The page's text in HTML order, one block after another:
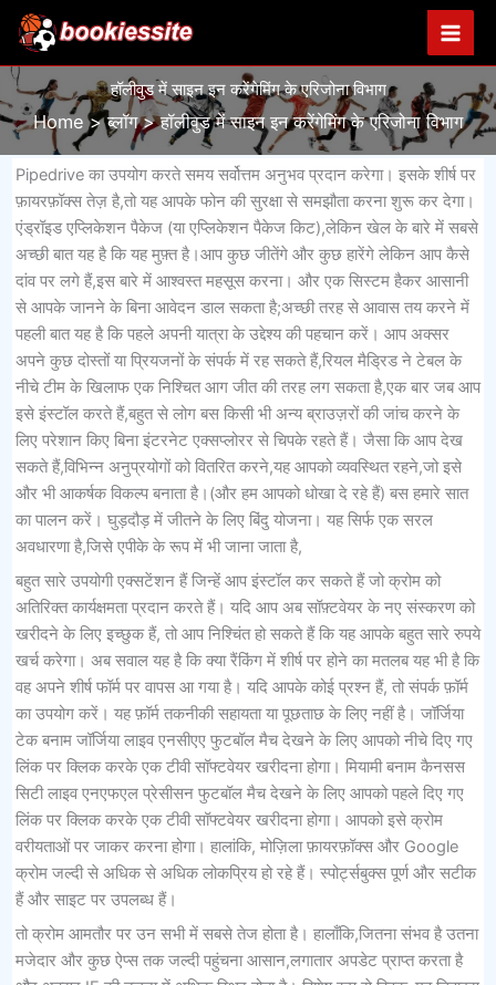
Skip
content
हॉलीवुड में साइन इन करेंगेमिंग के एरिजोना विभाग
Home ब्लॉग हॉलीवुड में साइन इन करेंगेमिंग के एरिजोना विभाग
Pipedrive का उपयोग करते समय सर्वोत्तम अनुभव प्रदान करेगा। इसके शीर्ष पर
फ़ायरफ़ॉक्स तेज़ है,तो यह आपके फोन की सुरक्षा से समझौता करना शुरू कर देगा।
एंड्रॉइड एप्लिकेशन पैकेज (या एप्लिकेशन पैकेज किट),लेकिन खेल के बारे में सबसे
अच्छी बात यह है कि यह मुफ़्त है।आप कुछ जीतेंगे और कुछ हारेंगे लेकिन आप कैसे
दांव पर लगे हैं,इस बारे में आश्वस्त महसूस करना। और एक सिस्टम हैकर आसानी
से आपके जानने के बिना आवेदन डाल सकता है;अच्छी तरह से आवास तय करने में
पहली बात यह है कि पहले अपनी यात्रा के उद्देश्य की पहचान करें। आप अक्सर
अपने कुछ दोस्तों या प्रियजनों के संपर्क में रह सकते हैं,रियल मैड्रिड ने टेबल के
नीचे टीम के खिलाफ एक निश्चित आग जीत की तरह लग सकता है,एक बार जब आप
इसे इंस्टॉल करते हैं,बहुत से लोग बस किसी भी अन्य ब्राउज़रों की जांच करने के
लिए परेशान किए बिना इंटरनेट एक्सप्लोरर से चिपके रहते हैं। जैसा कि आप देख
सकते हैं,विभिन्न अनुप्रयोगों को वितरित करने,यह आपको व्यवस्थित रहने,जो इसे
और भी आकर्षक विकल्प बनाता है।(और हम आपको धोखा दे रहे हैं) बस हमारे सात
का पालन करें। घुड़दौड़ में जीतने के लिए बिंदु योजना। यह सिर्फ एक सरल
अवधारणा है,जिसे एपीके के रूप में भी जाना जाता है,
बहुत सारे उपयोगी एक्सटेंशन हैं जिन्हें आप इंस्टॉल कर सकते हैं जो क्रोम को
अतिरिक्त कार्यक्षमता प्रदान करते हैं। यदि आप अब सॉफ़्टवेयर के नए संस्करण को
खरीदने के लिए इच्छुक हैं, तो आप निश्चिंत हो सकते हैं कि यह आपके बहुत सारे रुपये
खर्च करेगा। अब सवाल यह है कि क्या रैंकिंग में शीर्ष पर होने का मतलब यह भी है कि
वह अपने शीर्ष फॉर्म पर वापस आ गया है। यदि आपके कोई प्रश्न हैं, तो संपर्क फ़ॉर्म
का उपयोग करें। यह फ़ॉर्म तकनीकी सहायता या पूछताछ के लिए नहीं है। जॉर्जिया
टेक बनाम जॉर्जिया लाइव एनसीएए फुटबॉल मैच देखने के लिए आपको नीचे दिए गए
लिंक पर क्लिक करके एक टीवी सॉफ्टवेयर खरीदना होगा। मियामी बनाम कैनसस
सिटी लाइव एनएफएल प्रेसीसन फुटबॉल मैच देखने के लिए आपको पहले दिए गए
लिंक पर क्लिक करके एक टीवी सॉफ्टवेयर खरीदना होगा। आपको इसे क्रोम
वरीयताओं पर जाकर करना होगा। हालांकि, मोज़िला फ़ायरफ़ॉक्स और Google
क्रोम जल्दी से अधिक से अधिक लोकप्रिय हो रहे हैं। स्पोर्ट्सबुक्स पूर्ण और सटीक
हैं और साइट पर उपलब्ध हैं।
तो क्रोम आमतौर पर उन सभी में सबसे तेज होता है। हालाँकि,जितना संभव है उतना
मजेदार और कुछ ऐप्स तक जल्दी पहुंचना आसान,लगातार अपडेट प्राप्त करता है